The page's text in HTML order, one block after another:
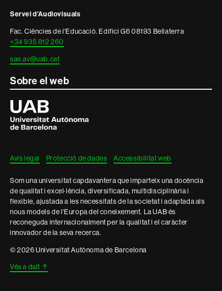
informació
legal
Servei d'Audiovisuals
Fac. Ciències de l'Educació. Edifici G6 08193 Bellaterra
+34 935 812 260
sae.av@uab.cat
Sobre el web
Universitat
Autònoma
de
Barcelona
Avís legal Protecció de dades Accessibilitat web
Som una universitat capdavantera que imparteix una docència
de qualitat i excel·lència, diversificada, multidisciplinària i
flexible, ajustada a les necessitats de la societat i adaptada als
nous models de l'Europa del coneixement. La UAB és
reconeguda internacionalment per la qualitat i el caràcter
innovador de la seva recerca.
© 2026 Universitat Autònoma de Barcelona
Vés a dalt ↑